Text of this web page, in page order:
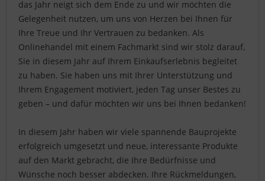
das Jahr neigt sich dem Ende zu und wir möchten die
Gelegenheit nutzen, um uns von Herzen bei Ihnen für
Ihre Treue und Ihr Vertrauen zu bedanken. Als
Onlinehandel mit einem Fachmarkt sind wir stolz darauf,
Sie in diesem Jahr auf Ihrem Einkaufserlebnis begleitet
zu haben. Sie haben uns mit Ihrer Unterstützung und
Ihrem Engagement motiviert, jeden Tag unser Bestes zu
geben – und dafür möchten wir uns bei Ihnen bedanken!
In diesem Jahr haben wir viele spannende Bauprojekte
erfolgreich umgesetzt und neue, interessante Produkte
auf den Markt gebracht, die Ihre Bedürfnisse und
Wünsche noch besser abdecken. Ihre Rückmeldungen,